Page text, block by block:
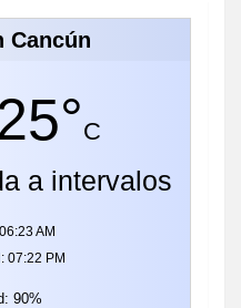
Cancún
C
a intervalos
AM
07:22 PM
90%